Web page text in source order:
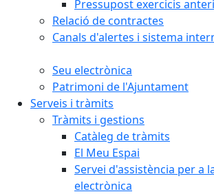
Pressupost exercicis
Relació de contractes
Canals d'alertes i sistema
Seu electrònica
Patrimoni de l'Ajuntament
Serveis i tràmits
Tràmits i gestions
Catàleg de tràmits
El Meu Espai
Servei d'assistència per a
electrònica